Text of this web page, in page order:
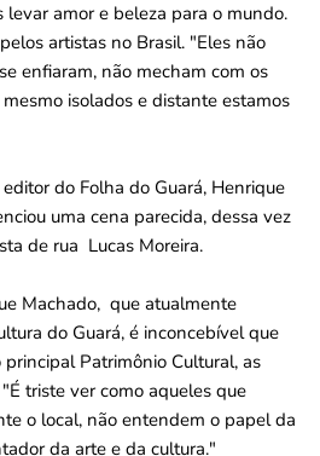
levar amor e beleza para o mundo.
artistas no Brasil. "Eles não
enfiaram, não mecham com os
isolados e distante estamos
do Folha do Guará, Henrique
uma cena parecida, dessa vez
de rua Lucas Moreira.
Machado, que atualmente
do Guará, é inconcebível que
Patrimônio Cultural, as
triste ver como aqueles que
o local, não entendem o papel da
da arte e da cultura."